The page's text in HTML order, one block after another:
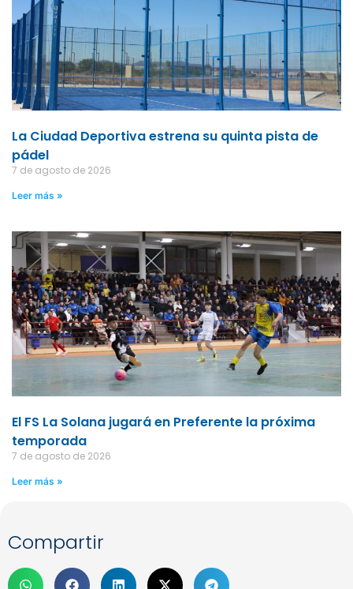
La Ciudad Deportiva estrena su quinta pista de
pádel
7 de agosto de 2026
Leer más »
El FS La Solana jugará en Preferente la próxima
temporada
7 de agosto de 2026
Leer más »
Compartir